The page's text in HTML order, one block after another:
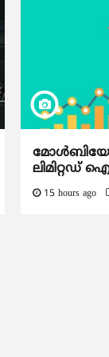
ലിമിറ്റഡ്
15 hours ago